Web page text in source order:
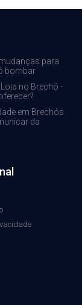
para
bombar
no Brechó -
em Brechós
da